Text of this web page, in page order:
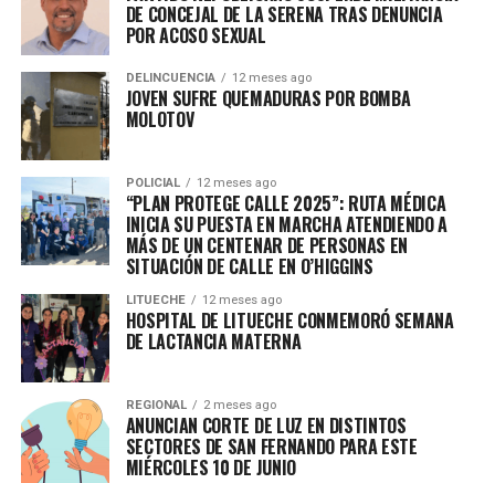
DE CONCEJAL DE LA SERENA TRAS DENUNCIA
POR ACOSO SEXUAL
DELINCUENCIA 12 meses ago
JOVEN SUFRE QUEMADURAS POR BOMBA
MOLOTOV
POLICIAL 12 meses ago
“PLAN PROTEGE CALLE 2025”: RUTA MÉDICA
INICIA SU PUESTA EN MARCHA ATENDIENDO A
MÁS DE UN CENTENAR DE PERSONAS EN
SITUACIÓN DE CALLE EN O’HIGGINS
LITUECHE 12 meses ago
HOSPITAL DE LITUECHE CONMEMORÓ SEMANA
DE LACTANCIA MATERNA
REGIONAL 2 meses ago
ANUNCIAN CORTE DE LUZ EN DISTINTOS
SECTORES DE SAN FERNANDO PARA ESTE
MIÉRCOLES 10 DE JUNIO